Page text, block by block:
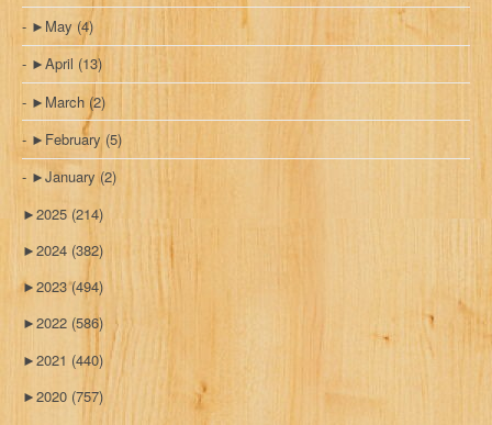
► May (4)
►April (13)
► March (2)
► February (5)
►January (2)
►2025 (214)
►2024 (382)
►2023(494)
►2022 (586)
►2021 (440)
►2020 (757)